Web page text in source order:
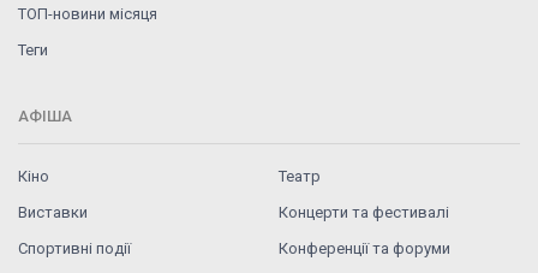
ТОП-новини місяця
Теги
АФІША
Кіно
Театр
Виставки
Концерти та фестивалі
Спортивні події
Конференції та форуми